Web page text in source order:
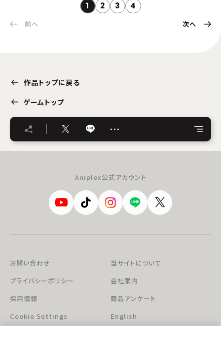
1 2 3 4
前へ 次へ
作品トップに戻る
ゲームトップ
…
Aniplex公式アカウント
お問い合わせ
当サイトについて
プライバシーポリシー
会社案内
採用情報
商品アンケート
Cookie Settings
English